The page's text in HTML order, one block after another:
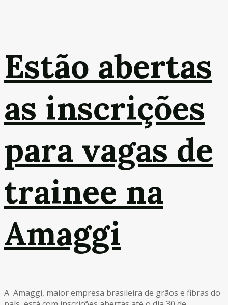
Estão abertas
as inscrições
para vagas de
trainee na
Amaggi
A Amaggi, maior empresa brasileira de grãos e fibras do